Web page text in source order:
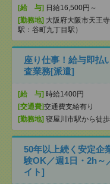
[給 与] 日給16,500円～
[勤務地] 大阪府大阪市天王
駅：谷町九丁目駅）
座り仕事！給与即払
査業務[派遣]
[給 与] 時給1400円
[交通費]交通費支給有り
[勤務地] 寝屋川市駅から徒
50年以上続く安定企
験OK／週1日・2h～
イト]